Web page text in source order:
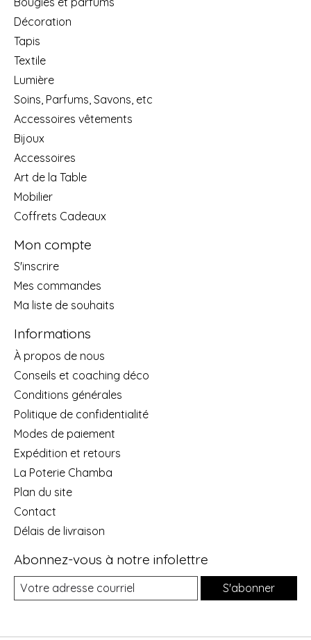
Décoration
Tapis
Textile
Lumière
Soins, Parfums, Savons, etc
Accessoires vêtements
Bijoux
Accessoires
Art de la Table
Mobilier
Coffrets Cadeaux
Mon compte
S'inscrire
Mes commandes
Ma liste de souhaits
Informations
À propos de nous
Conseils et coaching déco
Conditions générales
Politique de confidentialité
Modes de paiement
Expédition et retours
La Poterie Chamba
Plan du site
Contact
Délais de livraison
Abonnez-vous à notre infolettre
S'abonner